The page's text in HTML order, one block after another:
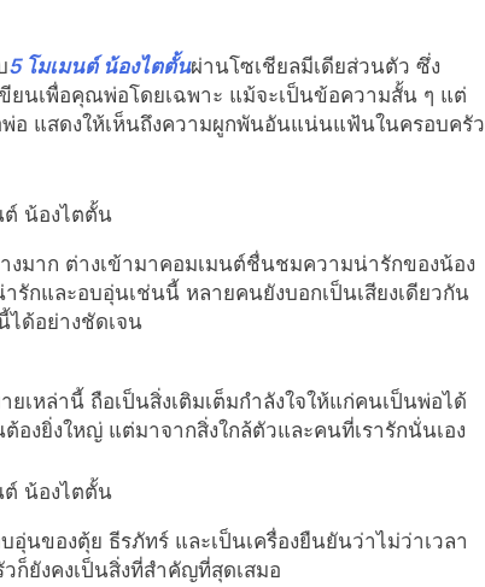
5 โมเมนต์ น้องไตตั้นผ่านโซเชียลมีเดียส่วนตัว ซึ่ง
ยนเพื่อคุณพ่อโดยเฉพาะ แม้จะเป็นข้อความสั้น ๆ แต่
อ แสดงให้เห็นถึงความผูกพันอันแน่นแฟ้นในครอบครัว
มาก ต่างเข้ามาคอมเมนต์ชื่นชมความน่ารักของน้อง
กและอบอุ่นเช่นนี้ หลายคนยังบอกเป็นเสียงเดียวกัน
ได้อย่างชัดเจน
เหล่านี้ ถือเป็นสิ่งเติมเต็มกำลังใจให้แก่คนเป็นพ่อได้
องยิ่งใหญ่ แต่มาจากสิ่งใกล้ตัวและคนที่เรารักนั่นเอง
นของตุ้ย ธีรภัทร์ และเป็นเครื่องยืนยันว่าไม่ว่าเวลา
ยังคงเป็นสิ่งที่สำคัญที่สุดเสมอ